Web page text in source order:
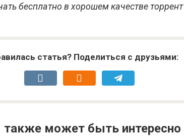
бесплатно в хорошем качестве
статья? Поделиться с друзьями:
также может быть интересно